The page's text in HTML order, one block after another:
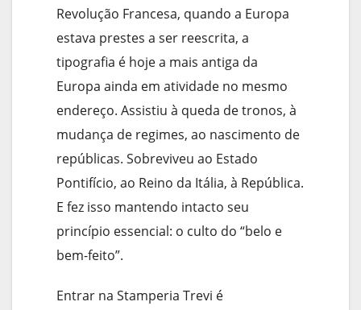
Revolução Francesa, quando a Europa
estava prestes a ser reescrita, a
tipografia é hoje a mais antiga da
Europa ainda em atividade no mesmo
endereço. Assistiu à queda de tronos, à
mudança de regimes, ao nascimento de
repúblicas. Sobreviveu ao Estado
Pontifício, ao Reino da Itália, à República.
E fez isso mantendo intacto seu
princípio essencial: o culto do “belo e
bem-feito”.
Entrar na Stamperia Trevi é